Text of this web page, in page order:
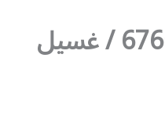
رقم غسيل سيارات صبحان / 67661662 / غسيل